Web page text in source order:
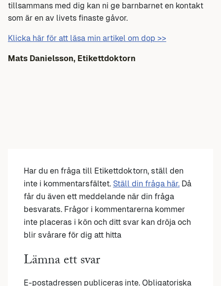
tillsammans med dig kan ni ge barnbarnet en kontakt
som är en av livets finaste gåvor.
Klicka här för att läsa min artikel om dop >>
Mats Danielsson, Etikettdoktorn
Har du en fråga till Etikettdoktorn, ställ den
inte i kommentarsfältet. Ställ din fråga här. Då
får du även ett meddelande när din fråga
besvarats. Frågor i kommentarerna kommer
inte placeras i kön och ditt svar kan dröja och
blir svårare för dig att hitta
Lämna ett svar
E-postadressen publiceras inte. Obligatoriska